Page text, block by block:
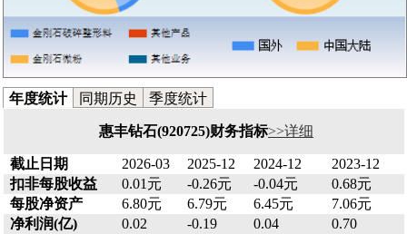
年度统计 同期历史 季度统计
惠丰钻石(920725)财务指标>>详细
截止日期 2026-03 2025-12 2024-12
2023-12
扣非每股收益
0.01元 -0.26元 -0.04元
0.68元
每股净资产
6.80元 6.79元 6.45元
7.06元
净利润(亿)
0.02 -0.19 0.04
0.70